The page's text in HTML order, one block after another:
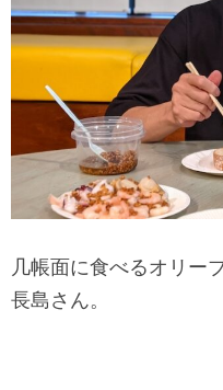
几帳面に食べるオリー
長島さん。